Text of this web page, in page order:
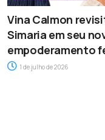
Vina Calmon
Simaria em seu
empoderamento
1 de julho de 2026